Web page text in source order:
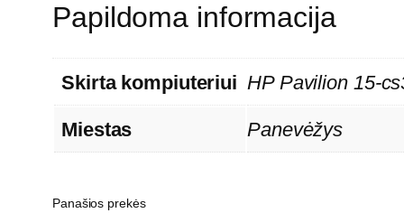
Papildoma informacija
Skirta kompiuteriui HP Pavilion 15-
Miestas Panevėžys
Panašios prekės